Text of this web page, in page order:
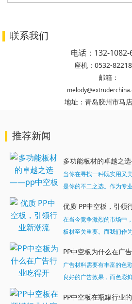
联系我们
电话： 132-1082-
座机： 0532-
邮箱：
地址： 青岛胶州市马
推荐新闻
多功能板材的卓越之
当你在寻找一种既实用又
是你的不二之选。作为专
优质 PP中空板，引领
在当今竞争激烈的市场中
板材至关重要。而我们作
起深入了解一下我们的明
PP中空板为什么在广
广告材料需要有丰富的色
良好的广告效果，而色彩
样的严格苛刻性，这样的
PP中空板在瓶罐行业